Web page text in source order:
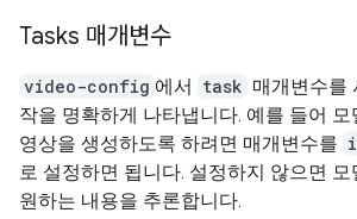
Tasks 매개변수
video-config 에서 task 매개변수를
작을 명확하게 나타냅니다. 예를 들어
영상을 생성하도록 하려면 매개변수를
로 설정하면 됩니다. 설정하지 않으면
원하는 내용을 추론합니다.